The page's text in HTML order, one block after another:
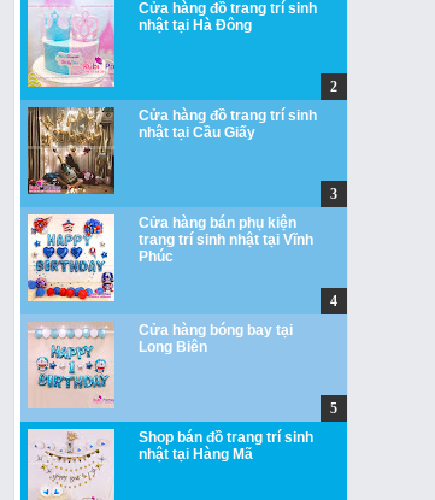
Cửa hàng đồ trang trí sinh
nhật tại Hà Đông
Cửa hàng đồ trang trí sinh
nhật tại Cầu Giấy
Cửa hàng bán phụ kiện
trang trí sinh nhật tại Vĩnh
Phúc
Cửa hàng bóng bay tại
Long Biên
Shop bán đồ trang trí sinh
nhật tại Hàng Mã